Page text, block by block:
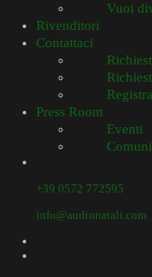
Vuoi
Rivenditori
Contattaci
Press Room
Eventi
+39 0572 772595
info@audionatali.com